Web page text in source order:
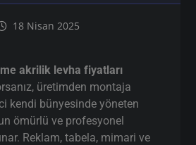
18 Nisan 2025
akrilik levha fiyatları
üretimden montaja
kendi bünyesinde yöneten
ömürlü ve profesyonel
Reklam, tabela, mimari ve